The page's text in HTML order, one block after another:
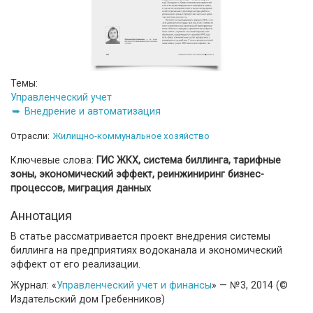
Темы:
Управленческий учет
Внедрение и автоматизация
Отрасли: Жилищно-коммунальное хозяйство
Ключевые слова: ГИС ЖКХ, система биллинга, тарифные
зоны, экономический эффект, реинжиниринг бизнес-
процессов, миграция данных
Аннотация
В статье рассматривается проект внедрения системы
биллинга на предприятиях водоканала и экономический
эффект от его реализации.
Журнал: «Управленческий учет и финансы» — №3, 2014 (©
Издательский дом Гребенников)